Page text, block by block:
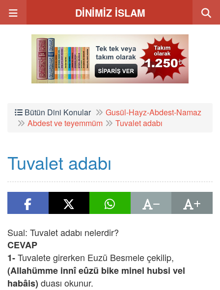
DİNİMİZ İSLAM
Bütün Dini Konular
Gusül-Hayz-Abdest-Namaz
Abdest ve teyemmüm
Tuvalet adabı
Tuvalet adabı
Sual: Tuvalet adabı nelerdir?
CEVAP
1-Tuvalete girerken Euzü Besmele çekilip,
(Allahümme innî eûzü bike minel hubsi vel
habâis) duası okunur.